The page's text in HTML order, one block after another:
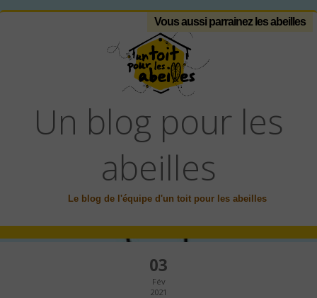
Vous aussi parrainez les abeilles
Un blog pour les
abeilles
Le blog de l'équipe d'un toit pour les abeilles
03
Fév
2021